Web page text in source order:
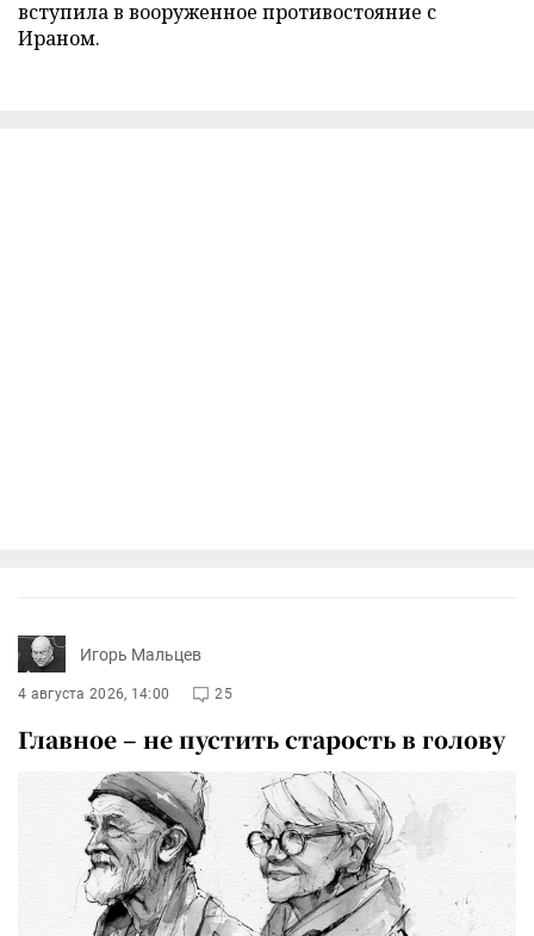
вступила в вооруженное противостояние с
Ираном.
Игорь Мальцев
4 августа 2026, 14:00 25
Главное – не пустить старость в голову